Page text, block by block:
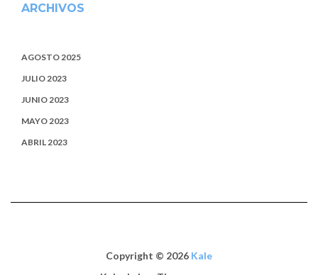
ARCHIVOS
AGOSTO 2025
JULIO 2023
JUNIO 2023
MAYO 2023
ABRIL 2023
Copyright © 2026 Kale